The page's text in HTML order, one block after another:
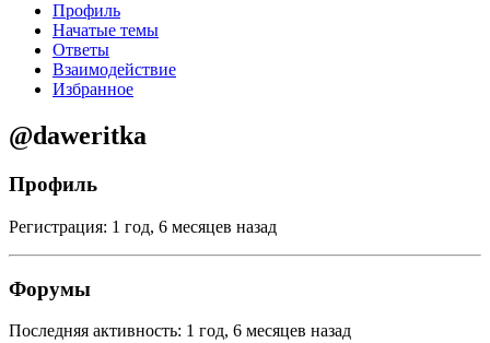
Профиль
Начатые темы
Ответы
Взаимодействие
Избранное
@daweritka
Профиль
Регистрация: 1 год, 6 месяцев назад
Форумы
Последняя активность: 1 год, 6 месяцев назад